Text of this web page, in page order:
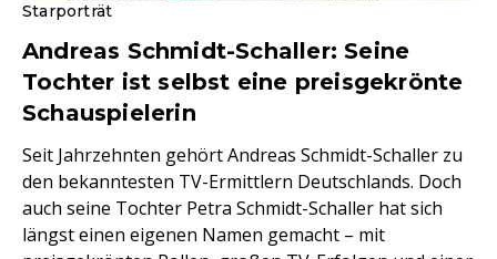
Starporträt
Andreas Schmidt-Schaller: Seine
Tochter ist selbst eine preisgekrönte
Schauspielerin
Seit Jahrzehnten gehört Andreas Schmidt-Schaller zu
den bekanntesten TV-Ermittlern Deutschlands. Doch
auch seine Tochter Petra Schmidt-Schaller hat sich
längst einen eigenen Namen gemacht – mit